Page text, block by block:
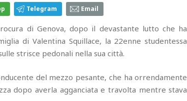
Telegram Email
di Genova, dopo il devastante lutto che ha
di Valentina Squillace, la 22enne studentessa
strisce pedonali nella sua città.
del mezzo pesante, che ha orrendamente
dopo averla agganciata e travolta mentre stava